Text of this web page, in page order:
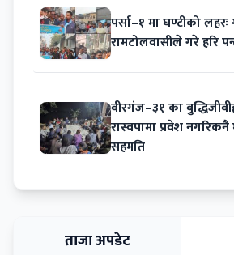
पर्सा–१ मा घण्टीको लहरः
रामटोलवासीले गरे हरि
वीरगंज–३१ का
रास्वपामा प्रवेश नगरिकनै
सहमति
ताजा अपडेट